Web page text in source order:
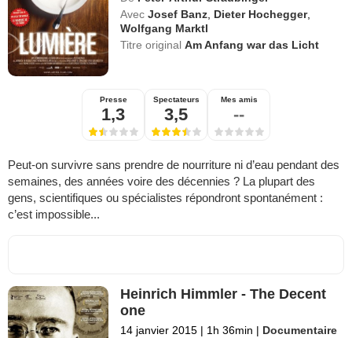
Avec Josef Banz Dieter Hochegger,
Wolfgang Marktl
Titre originalAm Anfang war das Licht
Presse
1,3
Spectateurs
3,5
Mes amis
--
Peut-on survivre sans prendre de nourriture ni d’eau pendant des
semaines, des années voire des décennies ? La plupart des
gens, scientifiques ou spécialistes répondront spontanément :
c’est impossible...
Heinrich Himmler - The Decent
one
14 janvier 2015 | 1h 36min | Documentaire